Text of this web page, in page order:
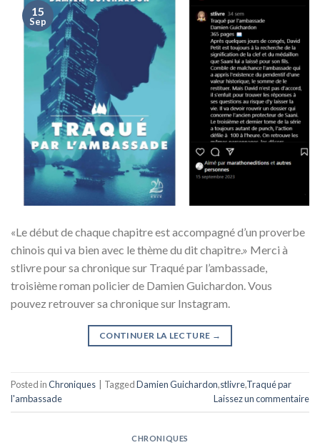
15
Sep
«Le début de chaque chapitre est accompagné d’un proverbe
chinois qui va bien avec le thème du dit chapitre.» Merci à
stlivre pour sa chronique sur Traqué par l’ambassade,
troisième roman policier de Damien Guichardon. Vous
pouvez retrouver sa chronique sur Instagram.
CONTINUER LA LECTURE →
Posted inChroniques TaggedDamien Guichardon,stlivre,Traqué par
l'ambassade
Laissez un commentaire
CHRONIQUES